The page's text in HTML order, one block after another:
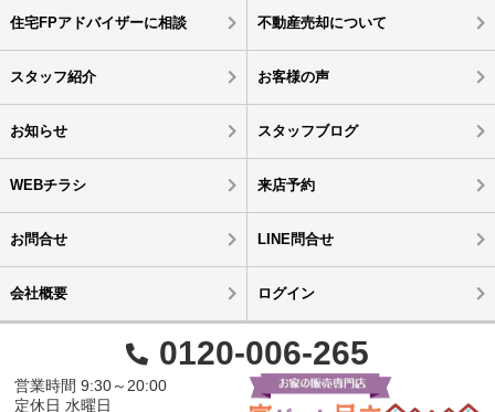
住宅FPアドバイザーに相談 不動産売却について
スタッフ紹介 お客様の声
お知らせ スタッフブログ
WEBチラシ 来店予約
お問合せ LINE問合せ
会社概要 ログイン
0120-006-265
営業時間 9:30～20:00
定休日 水曜日